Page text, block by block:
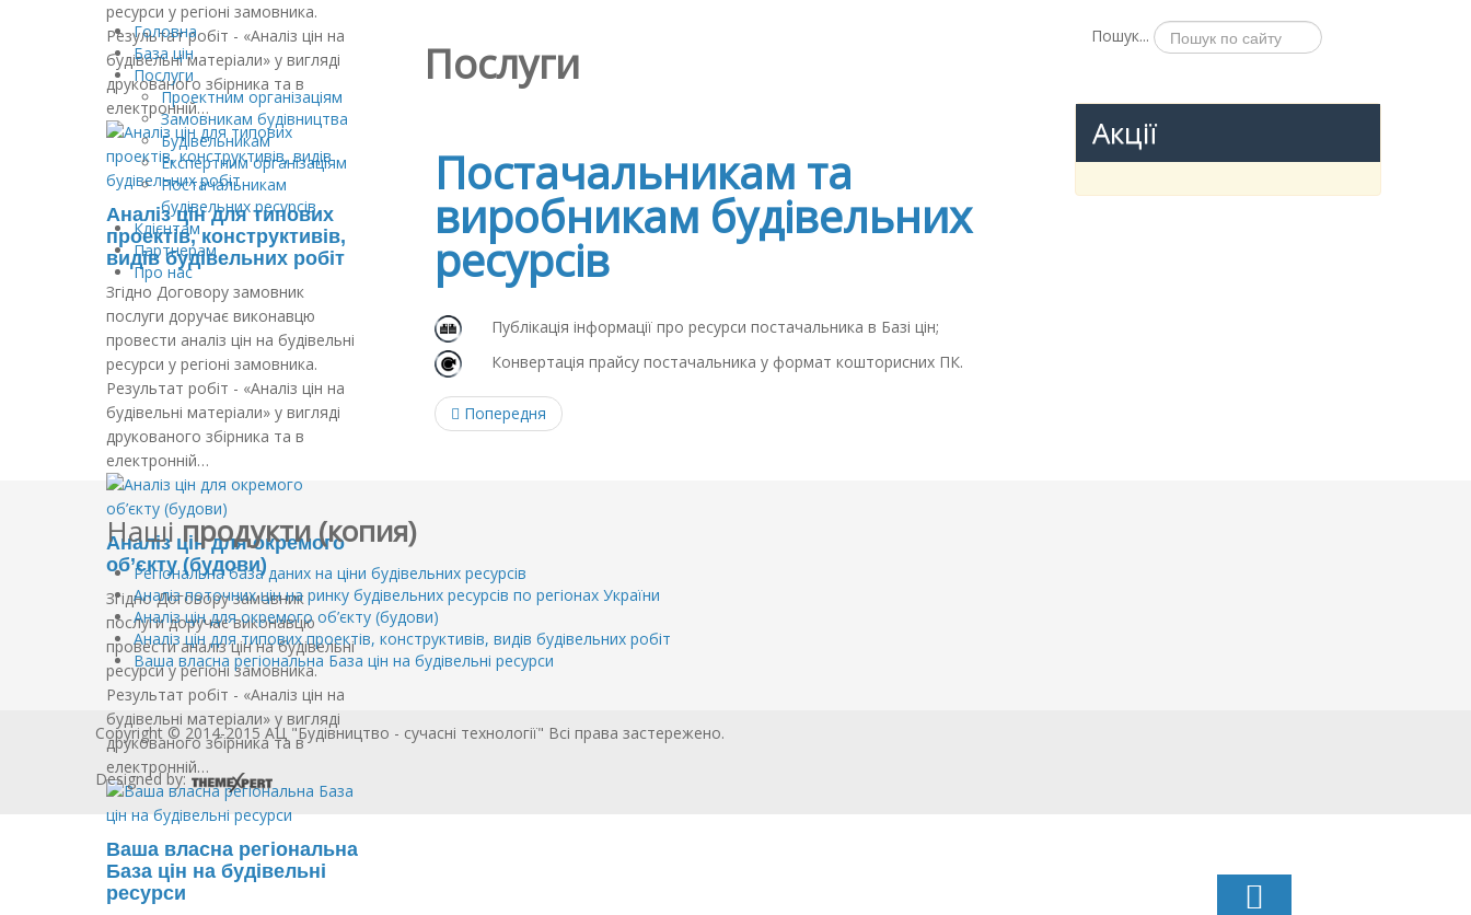
ресурси у регіоні замовника.
Результат робіт - «Аналіз цін на
будівельні матеріали» у вигляді
друкованого збірника та в
електронній…
Аналіз цін для типових
проектів, конструктивів,
видів будівельних робіт
Згідно Договору замовник
послуги доручає виконавцю
провести аналіз цін на будівельні
ресурси у регіоні замовника.
Результат робіт - «Аналіз цін на
будівельні матеріали» у вигляді
друкованого збірника та в
електронній…
Аналіз цін для окремого
об’єкту (будови)
Згідно Договору замовник
послуги доручає виконавцю
провести аналіз цін на будівельні
ресурси у регіоні замовника.
Результат робіт - «Аналіз цін на
будівельні матеріали» у вигляді
друкованого збірника та в
електронній…
Ваша власна регіональна
База цін на будівельні
ресурси
Послуги
Постачальникам та
виробникам будівельних
ресурсів
Публікація інформації про ресурси постачальника в Базі цін;
Конвертація прайсу постачальника у формат кошторисних ПК.
Попередня
Головна
База цін
Послуги
Проектним організаціям
Замовникам будівництва
Будівельникам
Експертним організаціям
Постачальникам
будівельних ресурсів
Клієнтам
Партнерам
Про нас
Пошук...
Акції
Нашіпродукти (копия)
Регіональна база даних на ціни будівельних ресурсів
Аналіз поточних цін на ринку будівельних ресурсів по регіонах України
Аналіз цін для окремого об’єкту (будови)
Аналіз цін для типових проектів, конструктивів, видів будівельних робіт
Ваша власна регіональна База цін на будівельні ресурси
Copyright © 2014-2015 АЦ "Будівництво - сучасні технології" Всі права застережено.
Designed by: